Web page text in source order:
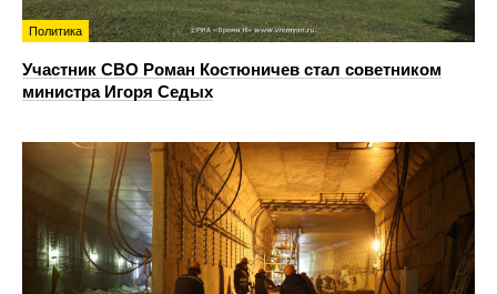
Политика
Участник СВО Роман Костюничев стал советником
министра Игоря Седых